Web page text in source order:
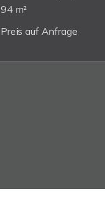
94 m²
Preis auf Anfrage